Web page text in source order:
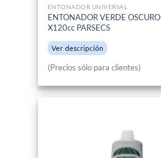
ENTONADOR UNIVERSAL
ENTONADOR VERDE OSCURO
X120cc PARSECS
Ver descripción
(Precios sólo para clientes)